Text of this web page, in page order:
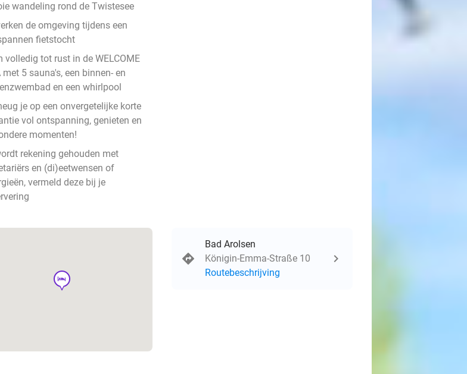
wandeling rond de Twistesee
de omgeving tijdens een
fietstocht
volledig tot rust in de WELCOME
met 5 sauna's, een binnen- en
en een whirlpool
je op een onvergetelijke korte
vol ontspanning, genieten en
momenten!
rekening gehouden met
en (di)eetwensen of
vermeld deze bij je
hotel
Bad Arolsen
Königin-Emma-Straße 10
Routebeschrijving